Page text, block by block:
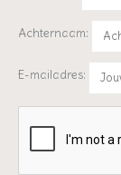
Achternaam:
E-mailadres: